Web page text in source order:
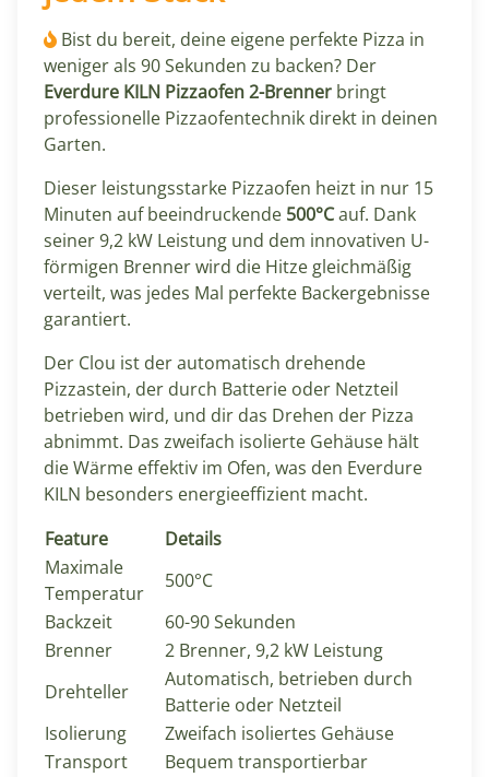
Bist du bereit, deine eigene perfekte Pizza in
weniger als 90 Sekunden zu backen? Der
Everdure KILN Pizzaofen 2-Brenner bringt
professionelle Pizzaofentechnik direkt in deinen
Garten.
Dieser leistungsstarke Pizzaofen heizt in nur 15
Minuten auf beeindruckende 500°Cauf. Dank
seiner 9,2 kW Leistung und dem innovativen U-
förmigen Brenner wird die Hitze gleichmäßig
verteilt, was jedes Mal perfekte Backergebnisse
garantiert.
Der Clou ist der automatisch drehende
Pizzastein, der durch Batterie oder Netzteil
betrieben wird, und dir das Drehen der Pizza
abnimmt. Das zweifach isolierte Gehäuse hält
die Wärme effektiv im Ofen, was den Everdure
KILN besonders energieeffizient macht.
Feature
Details
Maximale
Temperatur
500°C
Backzeit
60-90 Sekunden
Brenner
2 Brenner, 9,2 kW Leistung
Drehteller
Automatisch, betrieben durch
Batterie oder Netzteil
Isolierung
Zweifach isoliertes Gehäuse
Transport
Bequem transportierbar